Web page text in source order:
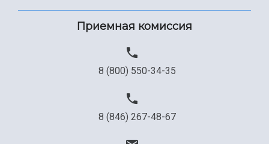
Приемная комиссия
8 (800) 550-34-35
8 (846) 267-48-67